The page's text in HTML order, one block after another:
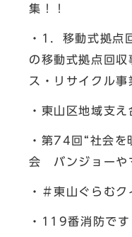
集！！
・1．移動式拠点
の移動式拠点回
ス・リサイクル事
・東山区地域支
・第74回“社会を
会 バンジョーや
・＃東山ぐらむ
・119番消防で